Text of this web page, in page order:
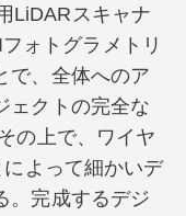
LiDARスキャナ
ォトグラメトリ
で、全体へのア
ェクトの完全な
の上で、ワイヤ
よって細かいデ
。完成するデジ